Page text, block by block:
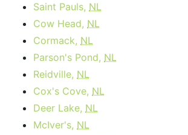
Saint Pauls, NL
Cow Head, NL
Cormack, NL
Parson's Pond, NL
Reidville, NL
Cox's Cove, NL
Deer Lake, NL
McIver's, NL